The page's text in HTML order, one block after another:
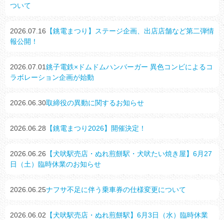
ついて
2026.07.16 【銚電まつり】ステージ企画、出店店舗など第二弾情
報公開！
2026.07.01銚子電鉄×ドムドムハンバーガー 異色コンビによるコ
ラボレーション企画が始動
2026.06.30取締役の異動に関するお知らせ
2026.06.28 【銚電まつり2026】開催決定！
2026.06.26 【犬吠駅売店・ぬれ煎餅駅・犬吠たい焼き屋】6月27
日（土）臨時休業のお知らせ
2026.06.25ナフサ不足に伴う乗車券の仕様変更について
2026.06.02 【犬吠駅売店・ぬれ煎餅駅】6月3日（水）臨時休業